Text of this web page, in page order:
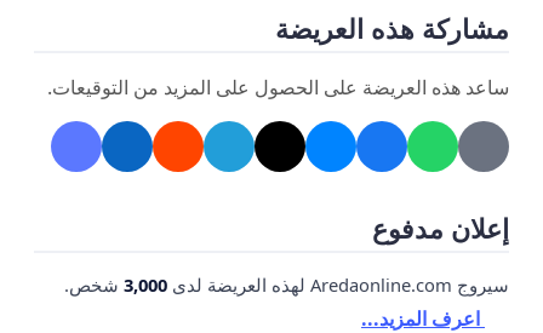
مشاركة هذه العريضة
ساعد هذه العريضة على الحصول على المزيد من التوقيعات.
إعلان مدفوع
سيروج Aredaonline.com لهذه العريضة لدى 3,000 شخص.
اعرف المزيد...